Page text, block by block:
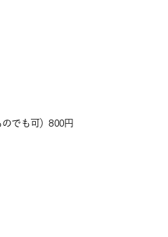
でも可）800円